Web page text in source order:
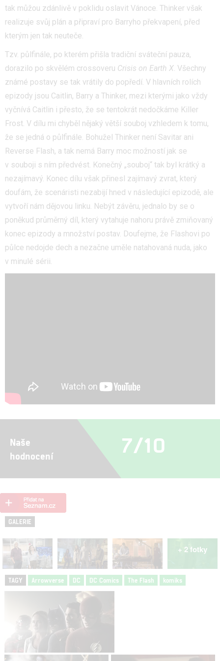
tak můžou zdánlivě v poklidu oslavit Vánoce. Thinker však
realizuje svůj plán a připraví pro Barryho překvapení, před
kterým jen tak neuteče.
Tzv. půlfinále, po kterém přišla tradiční sváteční pauza,
dorazilo po skvělém crossoveru Crisis on Earth X. Všechny
známé postavy se tak vrátily do popředí. V hlavních rolích
epizody jsou Caitlin, Barry a Thinker, mezi kterými jako vždy
vyčnívá Caitlin i přesto, že se tentokrát nedočkáme Killer
Frost. V dílu mi chyběl nějaký větší souboj vzhledem k tomu,
že se jedná o půlfinále. Bohužel Thinker není Savitar ani
Reverse Flash, a tak nemá Barry moc možností jak se
v souboji s ním předvést. Konečný „souboj“ tak byl krátký a
nezajímavý. Konec dílu však přinesl zajímavý zvrat, který
doufám, že scenáristi nezabijí hned v následující epizodě, ale
vytvoří nám dějovou linku. Nebýt závěru, jednalo by se o
poněkud průměrný díl, který vytahuje nahoru právě zmiňovaný
konec epizody a množství postav. Doufejme, že Flashovi po
půlce nedojde dech a nezačne uměle natahovaná nuda, jako
v minulé sérii.
Naše
hodnocení
7/10
GALERIE
+ 2 fotky
TAGY Arrowverse DC DC Comics The Flash komiks